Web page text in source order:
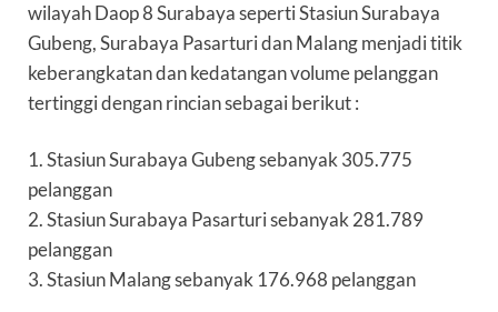
wilayah Daop 8 Surabaya seperti Stasiun Surabaya
Gubeng, Surabaya Pasarturi dan Malang menjadi titik
keberangkatan dan kedatangan volume pelanggan
tertinggi dengan rincian sebagai berikut :
1. Stasiun Surabaya Gubeng sebanyak 305.775
pelanggan
2. Stasiun Surabaya Pasarturi sebanyak 281.789
pelanggan
3. Stasiun Malang sebanyak 176.968 pelanggan